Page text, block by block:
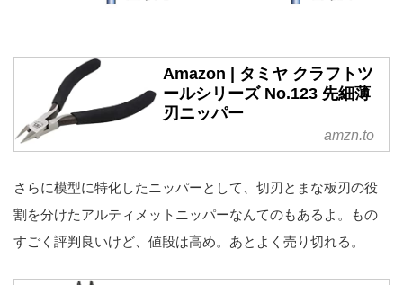
Amazon | タミヤ クラフトツ
ールシリーズ No.123 先細薄
刃ニッパー
amzn.to
さらに模型に特化したニッパーとして、切刃とまな板刃の役
割を分けたアルティメットニッパーなんてのもあるよ。もの
すごく評判良いけど、値段は高め。あとよく売り切れる。